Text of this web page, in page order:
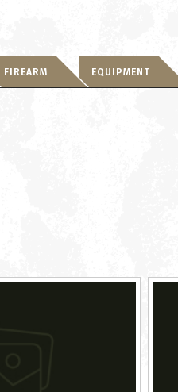
FIREARM EQUIPMENT